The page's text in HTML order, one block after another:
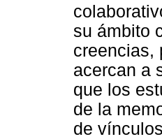
su ámbito
creencias,
acercan a
que los
de la
de